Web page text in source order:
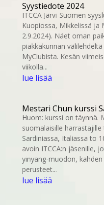
Syystiedote 2024
ITCCA Järvi-Suomen
Kuopiossa, Mikkelissä ja
2.9.2024). Näet oman
piakkakunnan
MyClubista. Kesän
viikolla...
lue lisää
Mestari Chun kurssi
Huom: kurssi on täynnä.
suomalaisille
Sardiniassa, Italiassa to
avoin ITCCA:n jäsenille,
yinyang-muodon,
perusteet...
lue lisää